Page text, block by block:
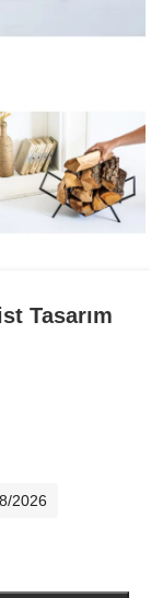
Tasarım
2026